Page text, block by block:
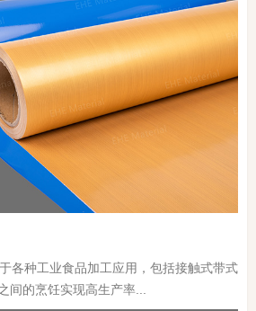
各种工业食品加工应用，包括接触式带式
间的烹饪实现高生产率...